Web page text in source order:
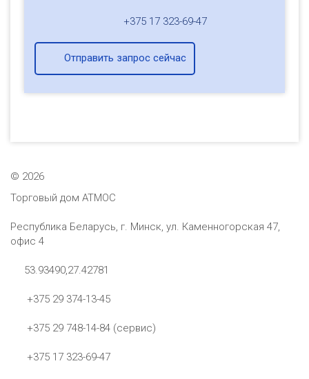
+375 17 323-69-47
Отправить запрос сейчас
© 2026
Торговый дом АТМОС
Республика Беларусь, г. Минск, ул. Каменногорская 47,
офис 4
53.93490,27.42781
+375 29 374-13-45
+375 29 748-14-84 (сервис)
+375 17 323-69-47